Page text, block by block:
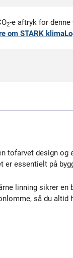
2-e aftryk for denne
om STARK
tofarvet design og
essentielt på
linning sikrer en
så du altid